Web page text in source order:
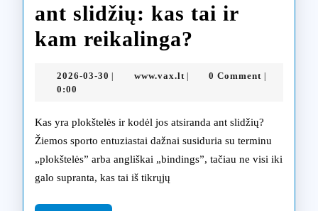
ant slidžių: kas tai ir
kam reikalinga?
slidžių:
kas
tai
2026-03-30 2026-www.vax.ltwww.vax.lt0 Comment
0:00
Kas yra plokštelės ir kodėl jos atsiranda ant slidžių?
Žiemos sporto entuziastai dažnai susiduria su terminu
„plokštelės” arba angliškai „bindings”, tačiau ne visi iki
galo supranta, kas tai iš tikrųjų